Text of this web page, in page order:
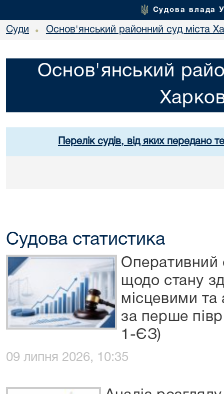
Судова влада
Суди • Основ'янський районний суд міста
Основ'янський
Перелік судів, від яких передано
Судова статистика
Оперативний
щодо стану
місцевими та
за перше
1-ЄЗ)
09 липня 2026, 10:35